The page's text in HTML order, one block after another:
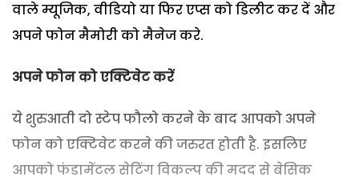
वाले म्यूजिक, वीडियो या फिर एप्स को डिलीट कर दें और
अपने फोन मैमोरी को मैनेज करे.
अपने फोन को एक्टिवेट करें
ये शुरुआती दो स्टेप फौलो करने के बाद आपको अपने
फोन को एक्टिवेट करने की जरुरत होती है. इसलिए
आपको फंडामेंटल सेटिंग विकल्प की मदद से बेसिक